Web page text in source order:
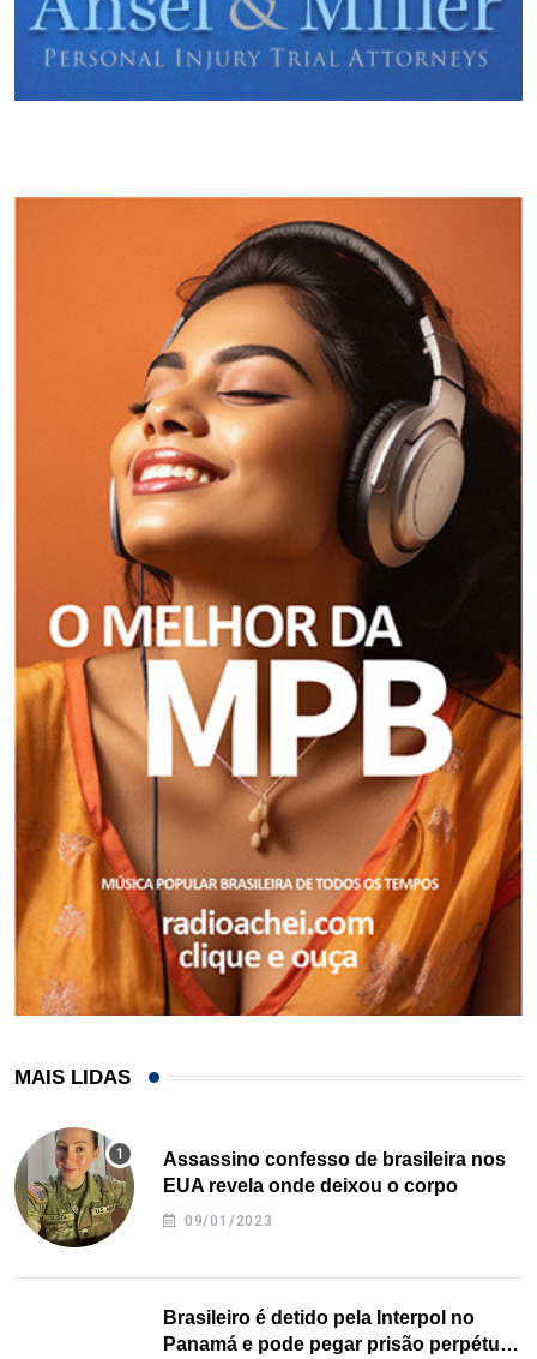
MAIS LIDAS
Assassino confesso de brasileira nos
EUA revela onde deixou o corpo
09/01/2023
Brasileiro é detido pela Interpol no
Panamá e pode pegar prisão perpétua